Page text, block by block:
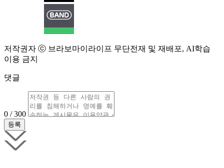
저작권자 ⓒ 브라보마이라이프 무단전재 및 재배포, AI학습
이용 금지
댓글
0 / 300